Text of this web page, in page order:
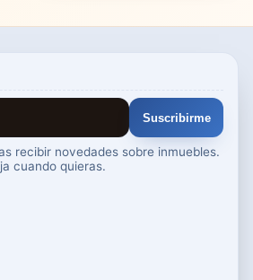
Suscribirme
recibir novedades sobre inmuebles.
cuando quieras.